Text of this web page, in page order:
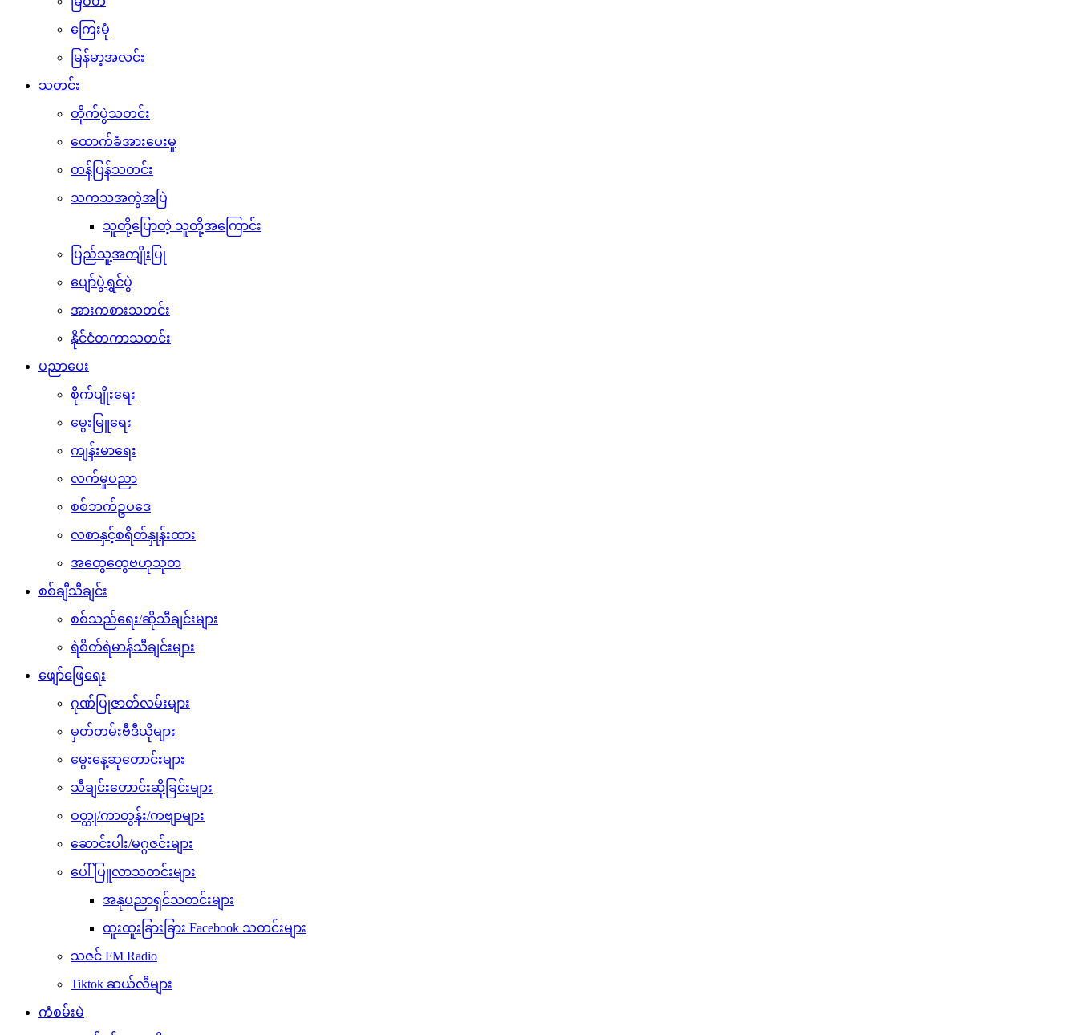
ကြေးမုံ
မြန်မာ့အလင်း
သတင်း
တိုက်ပွဲသတင်း
ထောက်ခံအားပေးမှု
တန်ပြန်သတင်း
သကသအကွဲအပြဲ
သူတို့ပြောတဲ့ သူတို့အကြောင်း
ပြည်သူ့အကျိုးပြု
ပျော်ပွဲရွှင်ပွဲ
အားကစားသတင်း
နိုင်ငံတကာသတင်း
ပညာပေး
စိုက်ပျိုးရေး
မွေးမြူရေး
ကျန်းမာရေး
လက်မှုပညာ
စစ်ဘက်ဥပဒေ
လစာနှင့်စရိတ်နှုန်းထား
အထွေထွေဗဟုသုတ
စစ်ချီသီချင်း
စစ်သည်ရေး/ဆိုသီချင်းများ
ရဲစိတ်ရဲမာန်သီချင်းများ
ဖျော်ဖြေရေး
ဂုဏ်ပြုဇာတ်လမ်းများ
မှတ်တမ်းဗီဒီယိုများ
မွေးနေ့ဆုတောင်းများ
သီချင်းတောင်းဆိုခြင်းများ
ဝတ္ထု/ကာတွန်း/ကဗျာများ
ဆောင်းပါး/မဂ္ဂဇင်းများ
ပေါ်ပြူလာသတင်းများ
အနုပညာရှင်သတင်းများ
ထူးထူးခြားခြား Facebook သတင်းများ
သဇင် FM Radio
Tiktok ဆယ်လီများ
ကံစမ်းမဲ